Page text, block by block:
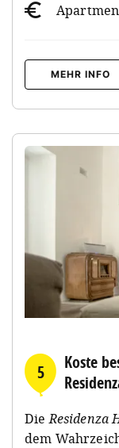
MEHR INFO
5
Koste
DieResidenza
dem